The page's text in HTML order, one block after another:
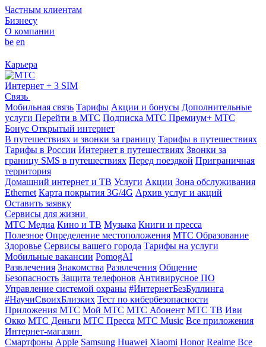
Частным клиентам
Бизнесу
О компании
be en
Карьера
Интернет + 3 SIM
Связь
Мобильная связь Тарифы Акции и бонусы Дополнительные
услуги Перейти в МТС Подписка МТС Премиум+ МТС
Бонус Открытый интернет
В путешествиях и звонки за границу Тарифы в путешествиях
Тарифы в России Интернет в путешествиях Звонки за
границу SMS в путешествиях Перед поездкой Приграничная
территория
Домашний интернет и ТВ Услуги Акции Зона обслуживания
Ethernet Карта покрытия 3G/4G Архив услуг и акций
Оставить заявку
Сервисы для жизни
МТС Медиа Кино и ТВ Музыка Книги и пресса
Полезное Определение местоположения МТС Образование
Здоровье Сервисы вашего города Тарифы на услуги
Мобильные вакансии PomogAI
Развлечения Знакомства Развлечения Общение
Безопасность Защита телефонов Антивирусное ПО
Управление системой охраны #ИнтернетБезБуллинга
#НаучиСвоихБлизких Тест по кибербезопасности
Приложения МТС Мой МТС МТС Абонент МТС ТВ Иви
Окко МТС Деньги МТС Пресса МТС Music Все приложения
Интернет-магазин
Смартфоны Apple Samsung Huawei Xiaomi Honor Realme Все